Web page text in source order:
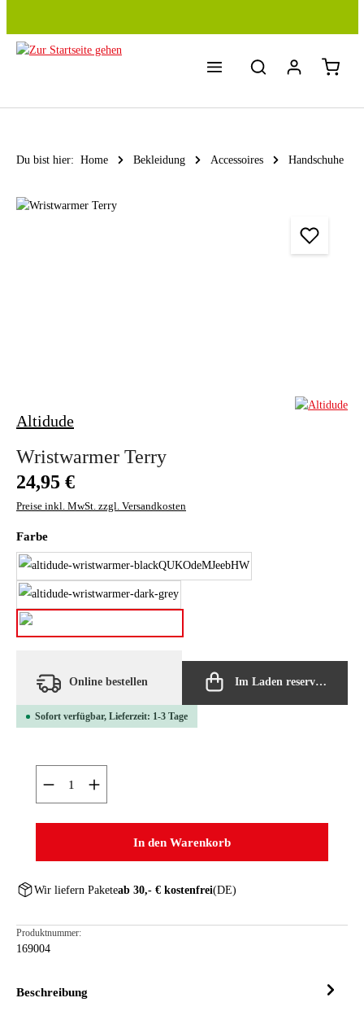
Du bist hier: Home Bekleidung Accessoires Handschuhe
Bildergalerie überspringen
Altidude
Wristwarmer Terry
Regulärer Preis:
24,95 €
Preise inkl. MwSt. zzgl. Versandkosten
Farbeauswählen
Online bestellen Im Laden reservieren
Sofort verfügbar, Lieferzeit: 1-3 Tage
Produkt Anzahl: Gib den gewünschten Wert ein oder
In den Warenkorb
Wir liefern Paketeab 30,- € kostenfrei(DE)
Produktnummer:
169004
Beschreibung